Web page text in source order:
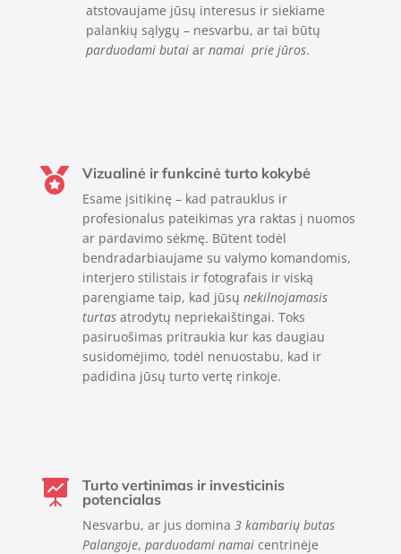
atstovaujame jūsų interesus ir siekiame
palankių sąlygų – nesvarbu, ar tai būtų
parduodami butaiar namai prie jūros.
 Vizualinė ir funkcinė turto kokybė
Esame įsitikinę – kad patrauklus ir
profesionalus pateikimas yra raktas į nuomos
ar pardavimo sėkmę. Būtent todėl
bendradarbiaujame su valymo komandomis,
interjero stilistais ir fotografais ir viską
parengiame taip, kad jūsų nekilnojamasis
turtas atrodytų nepriekaištingai. Toks
pasiruošimas pritraukia kur kas daugiau
susidomėjimo, todėl nenuostabu, kad ir
padidina jūsų turto vertę rinkoje.

Turto vertinimas ir investicinis
potencialas
Nesvarbu, ar jus domina 3 kambarių butas
Palangoje, parduodami namai centrinėje